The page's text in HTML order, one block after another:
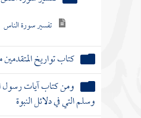
تفسير سورة الناس
كتاب تواريخ المتقدمين
ومن كتاب آيات رسول
وسلم التي في دلائل النبوة